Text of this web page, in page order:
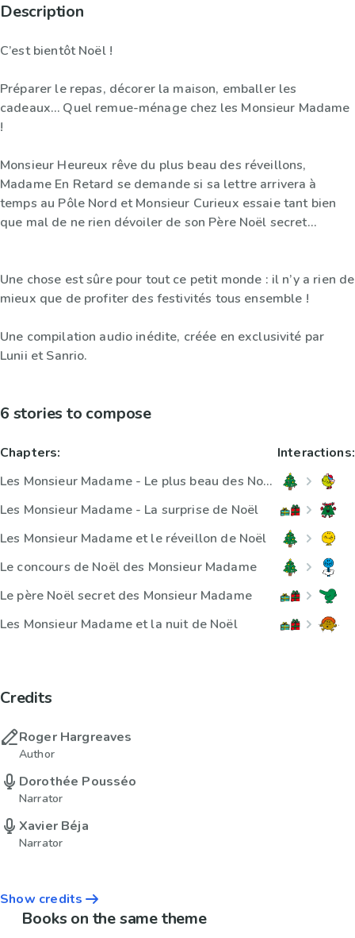
Description
C’est bientôt Noël !
Préparer le repas, décorer la maison, emballer les
cadeaux… Quel remue-ménage chez les Monsieur Madame
!
Monsieur Heureux rêve du plus beau des réveillons,
Madame En Retard se demande si sa lettre arrivera à
temps au Pôle Nord et Monsieur Curieux essaie tant bien
que mal de ne rien dévoiler de son Père Noël secret…
Une chose est sûre pour tout ce petit monde : il n’y a rien de
mieux que de profiter des festivités tous ensemble !
Une compilation audio inédite, créée en exclusivité par
Lunii et Sanrio.
6 stories to compose
Chapters:
Les Monsieur Madame - Le plus beau des Noëls
Les Monsieur Madame - La surprise de Noël
Les Monsieur Madame et le réveillon de Noël
Le concours de Noël des Monsieur Madame
Le père Noël secret des Monsieur Madame
Les Monsieur Madame et la nuit de Noël
Interactions:
Credits
Roger Hargreaves
Author
Dorothée Pousséo
Narrator
Xavier Béja
Narrator
Show credits
Books on the same theme